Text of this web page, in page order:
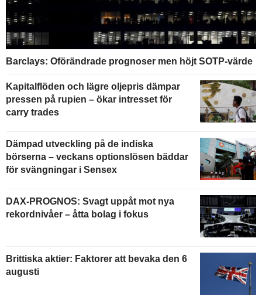
Barclays: Oförändrade prognoser men höjt SOTP-värde
Kapitalflöden och lägre oljepris dämpar
pressen på rupien – ökar intresset för
carry trades
Dämpad utveckling på de indiska
börserna – veckans optionslösen bäddar
för svängningar i Sensex
DAX-PROGNOS: Svagt uppåt mot nya
rekordnivåer – åtta bolag i fokus
Brittiska aktier: Faktorer att bevaka den 6
augusti